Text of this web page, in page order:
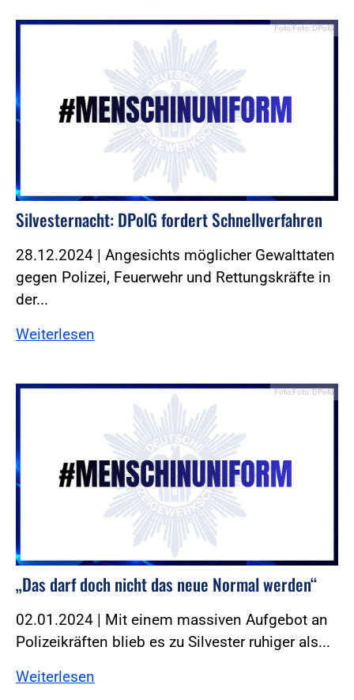
Foto:Foto: DPolG
Silvesternacht: DPolG fordert Schnellverfahren
28.12.2024 | Angesichts möglicher Gewalttaten
gegen Polizei, Feuerwehr und Rettungskräfte in
der...
Weiterlesen
Foto:Foto: DPolG
„Das darf doch nicht das neue Normal werden“
02.01.2024 | Mit einem massiven Aufgebot an
Polizeikräften blieb es zu Silvester ruhiger als...
Weiterlesen